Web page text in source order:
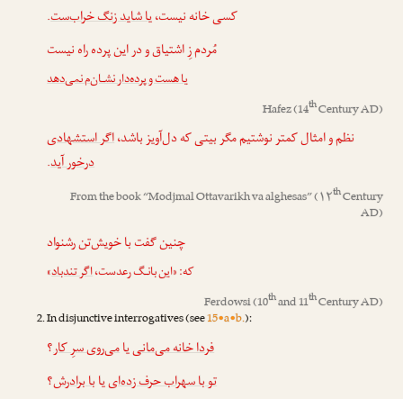
کسی خانه نیست،یا شاید زنگ خراب‌ست.
مُردم زِ اشتیاق و در این پرده راه نیست
یا هست و پرده‌دار نشـان‌م نمی‌دهد
Hafez(14thCentury AD)
نظم و امثال کمتر نوشتیم مگر بیتی که دل‌آویز باشد،اگر استشهادی
درخور آید.
From the book “Modjmal Ottavarikh va alghesas” (۱۲thCentury
AD)
چنین گفت با خویش‌تن رشنواد
که: «این بانـگ رعدست،اگر تندباد»
Ferdowsi(10thand 11thCentury AD)
In disjunctive interrogatives (see15•a•b.):
فردا خانه می‌مانییامی‌روی سرِ کار؟
تو با سهراب حرف زده‌اییابا برادرش؟